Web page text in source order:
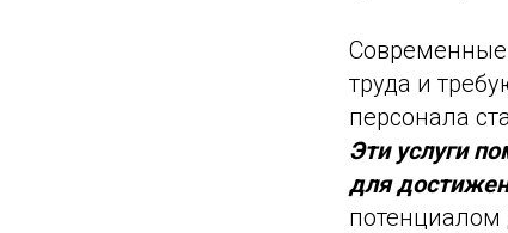
труда и
персонала
Эти услуги
для
потенциалом